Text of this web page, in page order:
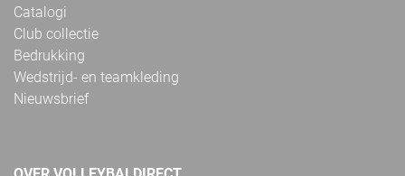
Catalogi
Club collectie
Bedrukking
Wedstrijd- en teamkleding
Nieuwsbrief